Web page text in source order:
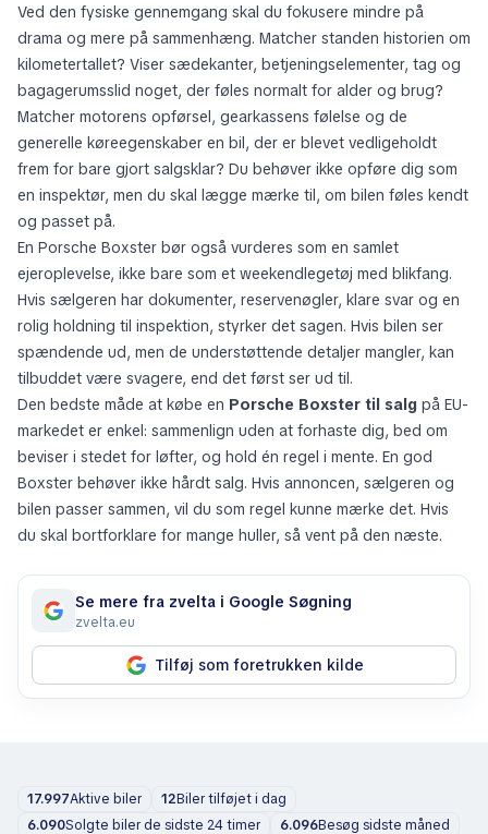
Ved den fysiske gennemgang skal du fokusere mindre på
drama og mere på sammenhæng. Matcher standen historien om
kilometertallet? Viser sædekanter, betjeningselementer, tag og
bagagerumsslid noget, der føles normalt for alder og brug?
Matcher motorens opførsel, gearkassens følelse og de
generelle køreegenskaber en bil, der er blevet vedligeholdt
frem for bare gjort salgsklar? Du behøver ikke opføre dig som
en inspektør, men du skal lægge mærke til, om bilen føles kendt
og passet på.
En Porsche Boxster bør også vurderes som en samlet
ejeroplevelse, ikke bare som et weekendlegetøj med blikfang.
Hvis sælgeren har dokumenter, reservenøgler, klare svar og en
rolig holdning til inspektion, styrker det sagen. Hvis bilen ser
spændende ud, men de understøttende detaljer mangler, kan
tilbuddet være svagere, end det først ser ud til.
Den bedste måde at købe en Porsche Boxster til salg på EU-
markedet er enkel: sammenlign uden at forhaste dig, bed om
beviser i stedet for løfter, og hold én regel i mente. En god
Boxster behøver ikke hårdt salg. Hvis annoncen, sælgeren og
bilen passer sammen, vil du som regel kunne mærke det. Hvis
du skal bortforklare for mange huller, så vent på den næste.
Se mere fra zvelta i Google Søgning
zvelta.eu
Tilføj som foretrukken kilde
17.997Aktive biler 12Biler tilføjet i dag
6.090Solgte biler de sidste 24 timer 6.096Besøg sidste måned